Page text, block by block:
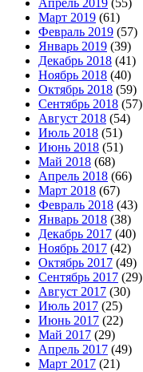
Апрель 2019 (55)
Март 2019 (61)
Февраль 2019 (57)
Январь 2019 (39)
Декабрь 2018 (41)
Ноябрь 2018 (40)
Октябрь 2018 (59)
Сентябрь 2018 (57)
Август 2018 (54)
Июль 2018 (51)
Июнь 2018 (51)
Май 2018 (68)
Апрель 2018 (66)
Март 2018 (67)
Февраль 2018 (43)
Январь 2018 (38)
Декабрь 2017 (40)
Ноябрь 2017 (42)
Октябрь 2017 (49)
Сентябрь 2017 (29)
Август 2017 (30)
Июль 2017 (25)
Июнь 2017 (22)
Май 2017 (29)
Апрель 2017 (49)
Март 2017 (21)